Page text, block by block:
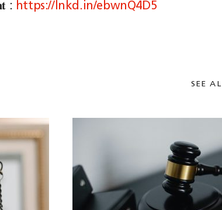
: https://lnkd.in/ebwnQ4D5
SEE